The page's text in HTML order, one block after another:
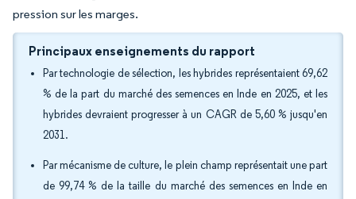
pression sur les marges.
Principaux enseignements du rapport
Par technologie de sélection, les hybrides représentaient 69,62
% de la part du marché des semences en Inde en 2025, et les
hybrides devraient progresser à un CAGR de 5,60 % jusqu'en
2031.
Par mécanisme de culture, le plein champ représentait une part
de 99,74 % de la taille du marché des semences en Inde en